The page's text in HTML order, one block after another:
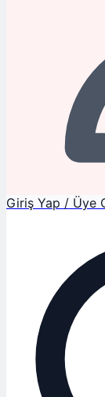
Giriş Yap / Üye